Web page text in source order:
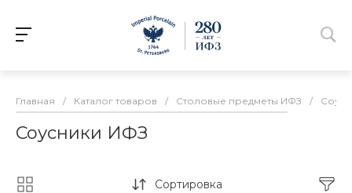
Главная / Каталог товаров / Столовые предметы ИФЗ /
Соусники ИФЗ
Сортировка